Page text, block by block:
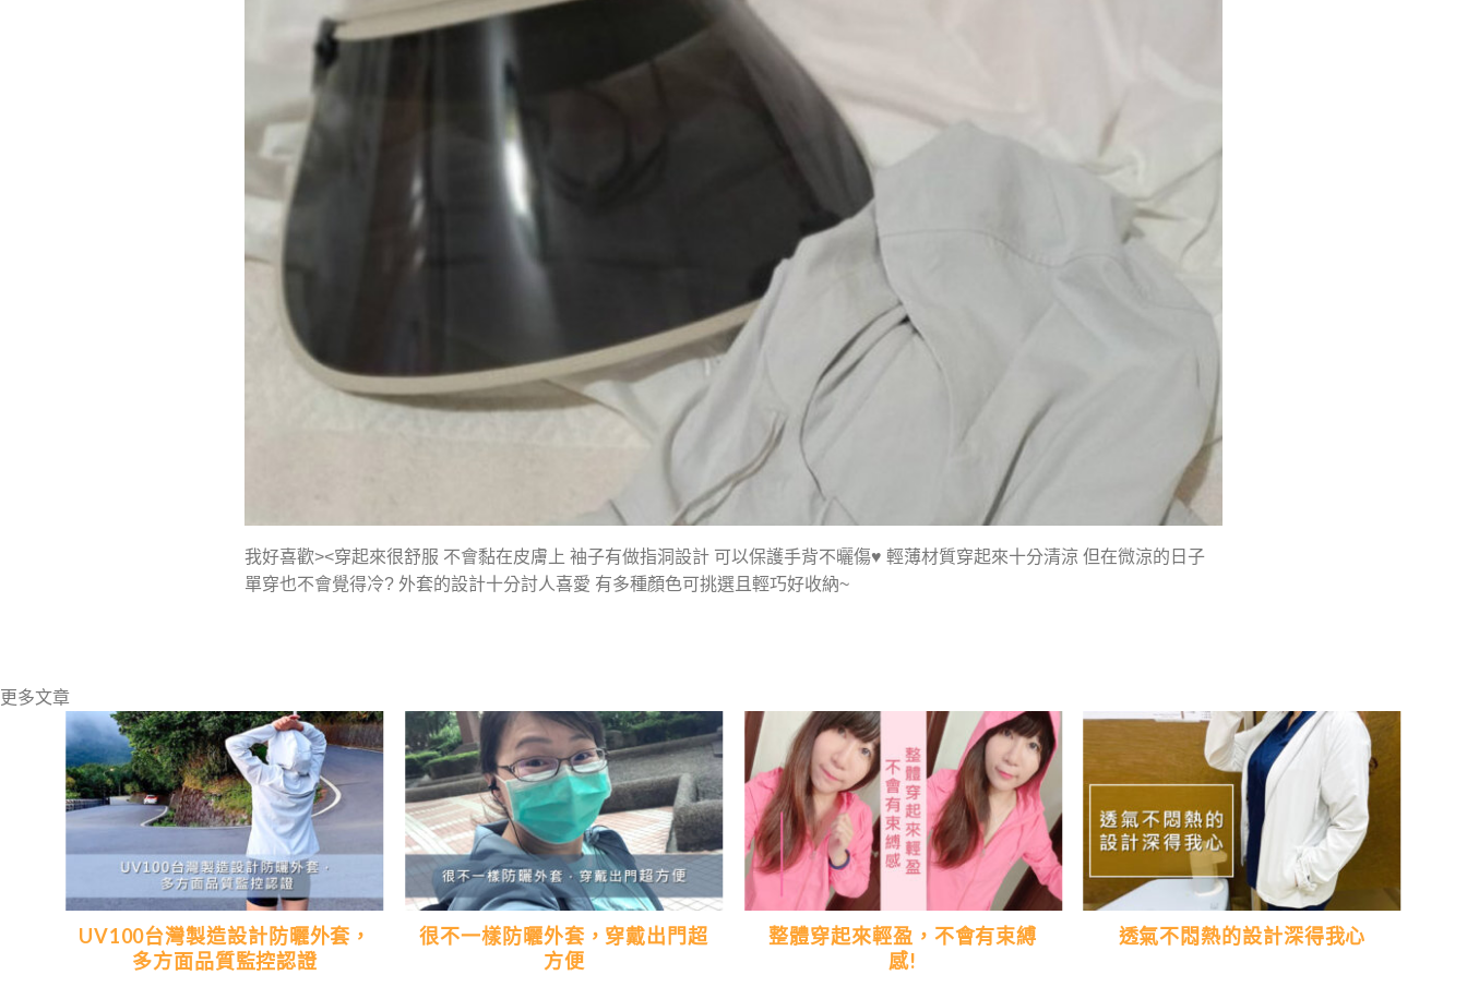
我好喜歡><穿起來很舒服 不會黏在皮膚上 袖子有做指洞設計 可以保護手背不曬傷♥ 輕薄材質穿起來十分清涼 但在微涼的日子
單穿也不會覺得冷? 外套的設計十分討人喜愛 有多種顏色可挑選且輕巧好收納~
更多文章
UV100台灣製造設計防曬外套，
多方面品質監控認證
很不一樣防曬外套，穿戴出門超
方便
整體穿起來輕盈，不會有束縛
感!
透氣不悶熱的設計深得我心